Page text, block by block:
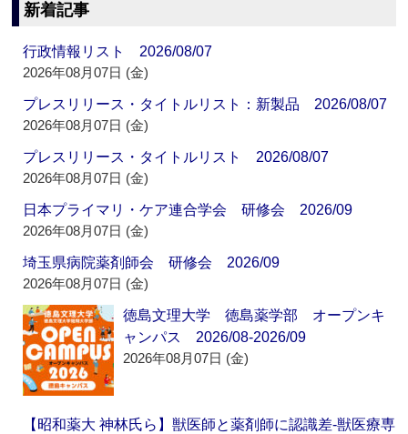
新着記事
行政情報リスト 2026/08/07
2026年08月07日 (金)
プレスリリース・タイトルリスト：新製品 2026/08/07
2026年08月07日 (金)
プレスリリース・タイトルリスト 2026/08/07
2026年08月07日 (金)
日本プライマリ・ケア連合学会 研修会 2026/09
2026年08月07日 (金)
埼玉県病院薬剤師会 研修会 2026/09
2026年08月07日 (金)
徳島文理大学 徳島薬学部 オープンキ
ャンパス 2026/08-2026/09
2026年08月07日 (金)
【昭和薬大 神林氏ら】獣医師と薬剤師に認識差‐獣医療専